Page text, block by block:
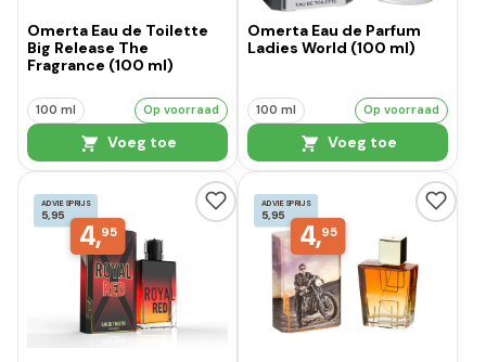
Omerta Eau de Toilette
Big Release The
Fragrance (100 ml)
100 ml Op voorraad
Voeg toe
Omerta Eau de Parfum
Ladies World (100 ml)
100 ml Op voorraad
Voeg toe
ADVIESPRIJS
5,95
4,95
ADVIESPRIJS
5,95
4,95